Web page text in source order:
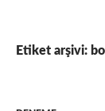
Etiket arşivi: